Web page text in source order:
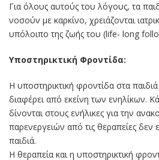
Για όλους αυτούς του λόγους, τα
νοσούν με καρκίνο, χρειάζονται
υπόλοιπο της ζωής του (life- long
Υποστηρικτική Φροντίδα:
Η υποστηρικτική φροντίδα στα
διαφέρει από εκείνη των ενηλίκων.
δίνονται στους ενήλικες για την
παρενεργειών από τις θεραπείες δεν
παιδιά.
Η θεραπεία και η υποστηρικτική